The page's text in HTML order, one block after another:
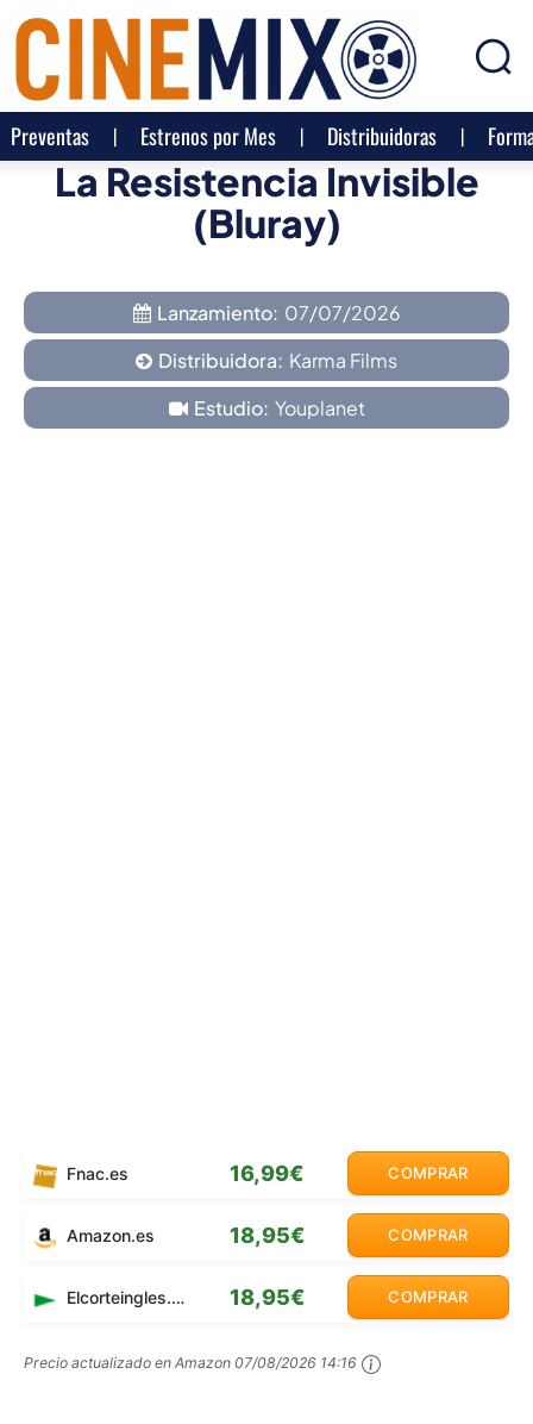
Preventas Estrenos por Mes Distribuidoras
La Resistencia Invisible
(Bluray)
Lanzamiento: 07/07/2026
Distribuidora: Karma Films
Estudio: Youplanet
Fnac.es 16,99€ COMPRAR
Amazon.es 18,95€ COMPRAR
Elcorteingles.es 18,95€ COMPRAR
Precio actualizado en Amazon 07/08/2026 14:16